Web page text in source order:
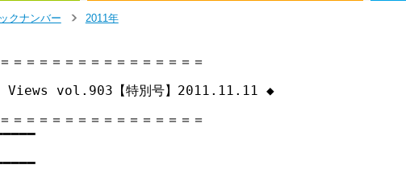
クナンバー
2011年
＝＝＝＝＝＝＝＝＝＝＝＝＝＝＝
vol.903【特別号】2011.11.11 ◆
＝＝＝＝＝＝＝＝＝＝＝＝＝＝＝